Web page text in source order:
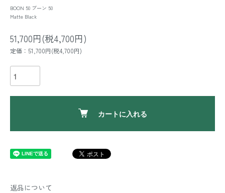
BOON 50 ブーン 50
Matte Black
51,700円(税4,700円)
定価：51,700円(税4,700円)
カートに入れる
返品について